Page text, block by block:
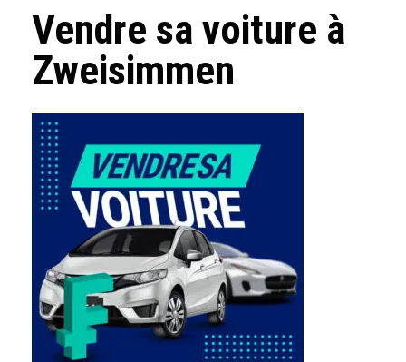
Vendre sa voiture à
Zweisimmen